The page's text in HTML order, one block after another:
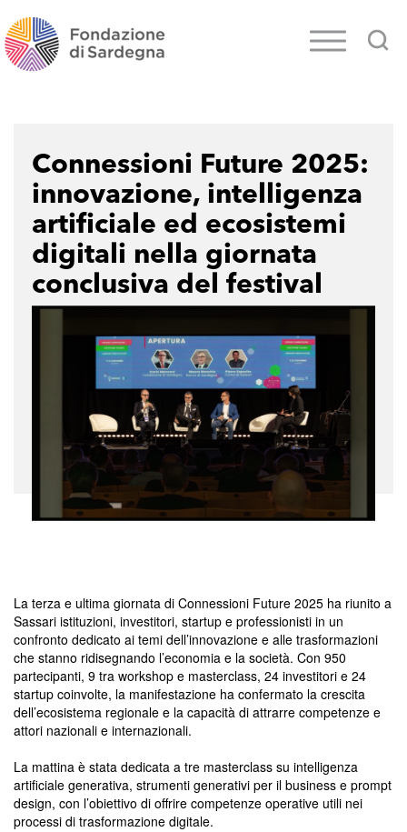
Connessioni Future 2025:
innovazione, intelligenza
artificiale ed ecosistemi
digitali nella giornata
conclusiva del festival
La terza e ultima giornata di Connessioni Future 2025 ha riunito a
Sassari istituzioni, investitori, startup e professionisti in un
confronto dedicato ai temi dell’innovazione e alle trasformazioni
che stanno ridisegnando l’economia e la società. Con 950
partecipanti, 9 tra workshop e masterclass, 24 investitori e 24
startup coinvolte, la manifestazione ha confermato la crescita
dell’ecosistema regionale e la capacità di attrarre competenze e
attori nazionali e internazionali.
La mattina è stata dedicata a tre masterclass su intelligenza
artificiale generativa, strumenti generativi per il business e prompt
design, con l’obiettivo di offrire competenze operative utili nei
processi di trasformazione digitale.